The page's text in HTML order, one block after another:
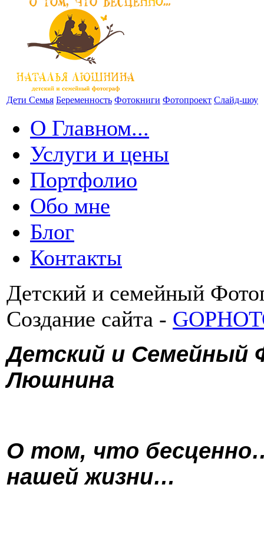
Дети Семья Беременность Фотокниги Фотопроект Слайд-шоу
О Главном...
Услуги и цены
Портфолио
Обо мне
Блог
Контакты
Детский и семейный
Создание сайта -
Детский и Семейный
Люшнина
О том, что
нашей жизни…